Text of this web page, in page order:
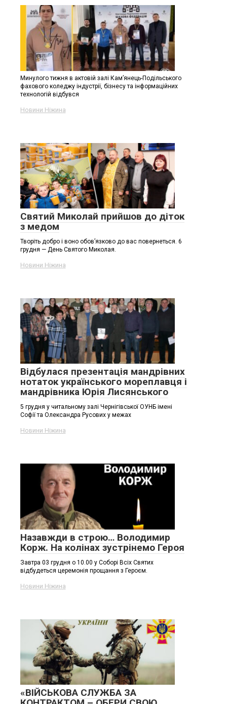
Минулого тижня в актовій залі Кам’янець-Подільського
фахового коледжу індустрії, бізнесу та інформаційних
технологій відбувся
Новини Ніжина
Святий Миколай прийшов до діток
з медом
Творіть добро і воно обов’язково до вас повернеться. 6
грудня — День Святого Миколая.
Новини Ніжина
Відбулася презентація мандрівних
нотаток українського мореплавця і
мандрівника Юрія Лисянського
5 грудня у читальному залі Чернігівської ОУНБ імені
Софії та Олександра Русових у межах
Новини Ніжина
Назавжди в строю… Володимир
Корж. На колінах зустрінемо Героя
Завтра 03 грудня о 10.00 у Соборі Всіх Святих
відбудеться церемонія прощання з Героєм.
Новини Ніжина
«ВІЙСЬКОВА СЛУЖБА ЗА